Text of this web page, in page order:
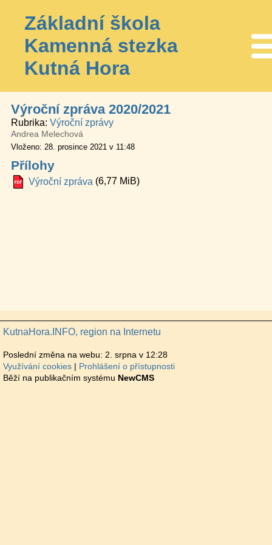
Základní škola
Kamenná stezka
Kutná Hora
Výroční zpráva 2020/2021
Rubrika Výroční zprávy
Andrea Melechová
Vloženo: 28. prosince 2021 v 11:48
Přílohy
Výroční zpráva (6,77 MiB)
KutnaHora.INFO, region na Internetu
Poslední změna na webu: 2. srpna v 12:28
Využívání cookies
Prohlášení o přístupnosti
Běží na publikačním systému NewCMS